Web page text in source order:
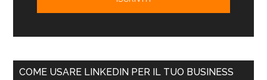
COME USARE LINKEDIN PER IL TUO BUSINESS